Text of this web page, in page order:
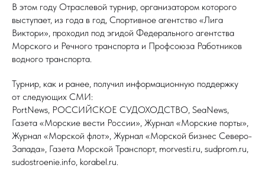
В этом году Отраслевой турнир, организатором которого
выступает, из года в год, Спортивное агентство «Лига
Виктори», проходил под эгидой Федерального агентства
Морского и Речного транспорта и Профсоюза Работников
водного транспорта.
Турнир, как и ранее, получил информационную поддержку
от следующих СМИ:
PortNews, РОССИЙСКОЕ СУДОХОДСТВО, SeaNews,
Газета «Морские вести России», Журнал «Морские порты»,
Журнал «Морской флот», Журнал «Морской бизнес Северо-
Запада», Газета Морской Транспорт, morvesti.ru, sudprom.ru,
sudostroenie.info, korabel.ru.